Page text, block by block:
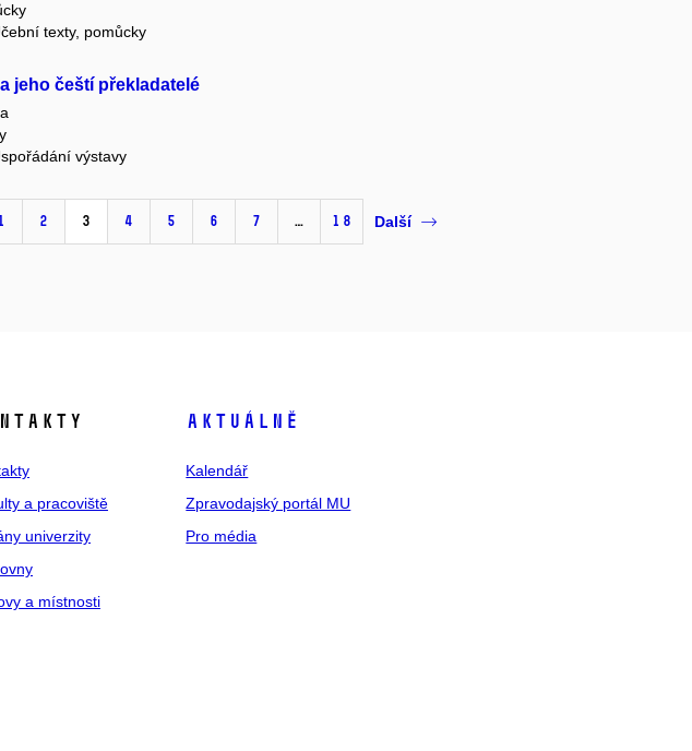
texty, pomůcky
a jeho čeští překladatelé
výstavy
2 3 4 5 6 7 … 18 Další
a pracoviště
univerzity
a místnosti
Aktuálně
Kalendář
Zpravodajský portál MU
Pro média